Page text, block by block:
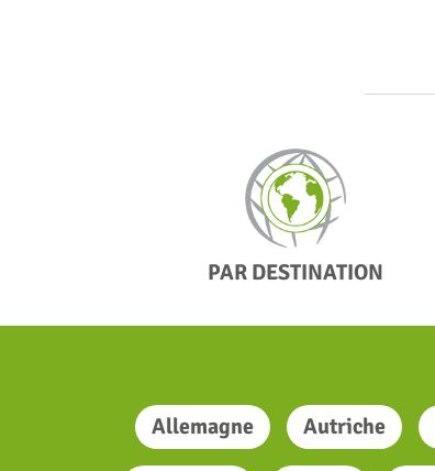
PAR DESTINATION
Allemagne Autriche